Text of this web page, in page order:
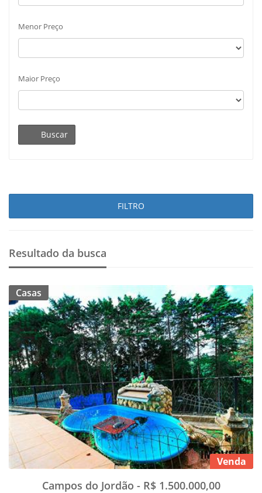
Menor Preço
Maior Preço
Buscar
FILTRO
Resultado da busca
Casas
Venda
Campos do Jordão - R$ 1.500.000,00